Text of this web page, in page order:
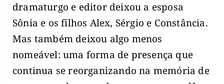
dramaturgo e editor deixou a esposa
Sônia e os filhos Alex, Sérgio e Constância.
Mas também deixou algo menos
nomeável: uma forma de presença que
continua se reorganizando na memória de